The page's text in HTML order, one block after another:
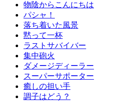
物陰からこんにちは
パシャ！
落ち着いた風景
黙って一杯
ラストサバイバー
集中砲火
ダメージディーラー
スーパーサポーター
癒しの担い手
調子はどう？